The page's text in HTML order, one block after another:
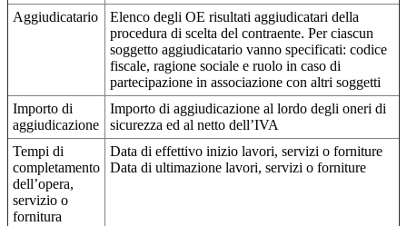
Aggiudicatario
Elenco degli OE risultati aggiudicatari della
procedura di scelta del contraente. Per ciascun
soggetto aggiudicatario vanno specificati: codice
fiscale, ragione sociale e ruolo in caso di
partecipazione in associazione con altri soggetti
Importo di
aggiudicazione
Importo di aggiudicazione al lordo degli oneri di
sicurezza ed al netto dell’IVA
Tempi di
completamento
dell’opera,
servizio o
fornitura
Data di effettivo inizio lavori, servizi o forniture
Data di ultimazione lavori, servizi o forniture